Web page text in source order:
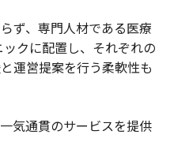
ず、専門人材である医療
クに配置し、それぞれの
運営提案を行う柔軟性も
気通貫のサービスを提供